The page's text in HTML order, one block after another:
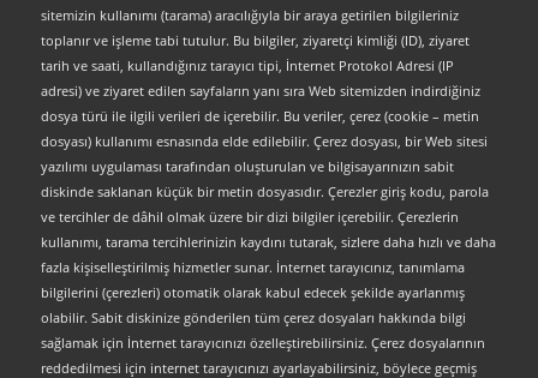
sitemizin kullanımı (tarama) aracılığıyla bir araya getirilen bilgileriniz
toplanır ve işleme tabi tutulur. Bu bilgiler, ziyaretçi kimliği (ID), ziyaret
tarih ve saati, kullandığınız tarayıcı tipi, İnternet Protokol Adresi (IP
adresi) ve ziyaret edilen sayfaların yanı sıra Web sitemizden indirdiğiniz
dosya türü ile ilgili verileri de içerebilir. Bu veriler, çerez (cookie – metin
dosyası) kullanımı esnasında elde edilebilir. Çerez dosyası, bir Web sitesi
yazılımı uygulaması tarafından oluşturulan ve bilgisayarınızın sabit
diskinde saklanan küçük bir metin dosyasıdır. Çerezler giriş kodu, parola
ve tercihler de dâhil olmak üzere bir dizi bilgiler içerebilir. Çerezlerin
kullanımı, tarama tercihlerinizin kaydını tutarak, sizlere daha hızlı ve daha
fazla kişiselleştirilmiş hizmetler sunar. İnternet tarayıcınız, tanımlama
bilgilerini (çerezleri) otomatik olarak kabul edecek şekilde ayarlanmış
olabilir. Sabit diskinize gönderilen tüm çerez dosyaları hakkında bilgi
sağlamak için İnternet tarayıcınızı özelleştirebilirsiniz. Çerez dosyalarının
reddedilmesi için internet tarayıcınızı ayarlayabilirsiniz, böylece geçmiş